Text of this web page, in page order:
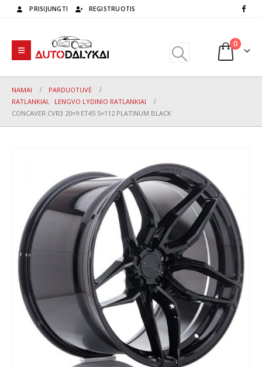
PRISIJUNGTI REGISTRUOTIS
0
NAMAI
PARDUOTUVĖ
RATLANKIAI,
LENGVO LYDINIO RATLANKIAI
CONCAVER CVR3 20×9 ET45 5×112 PLATINUM BLACK